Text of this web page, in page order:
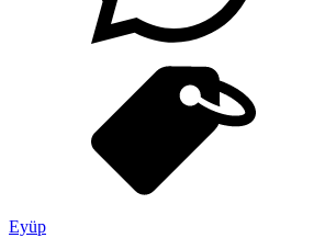
Eyüp